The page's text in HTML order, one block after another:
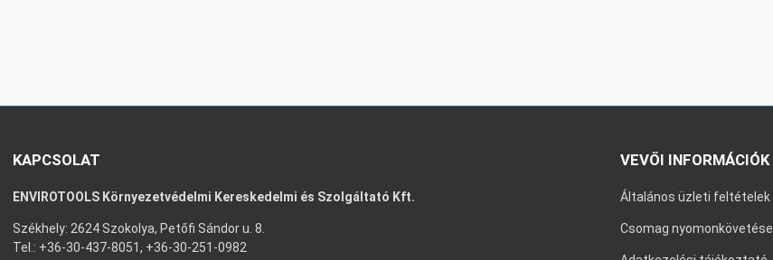
KAPCSOLAT
ENVIROTOOLS Környezetvédelmi Kereskedelmi és Szolgáltató Kft.
Székhely: 2624 Szokolya, Petőfi Sándor u. 8.
Tel.: +36-30-437-8051, +36-30-251-0982
VEVŐI INFORMÁCIÓK
Általános üzleti feltételek
Csomag nyomonkövetése